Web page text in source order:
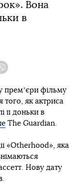
Вона
в
премʼєри фільму
того, як актриса
її доньки в
The Guardian.
«Otherhood», яка
Нову дату